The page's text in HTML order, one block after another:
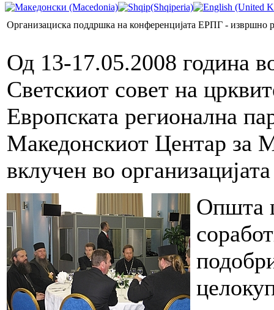
Организациска поддршка на конференцијата ЕРПГ - извршно
Од 13-17.05.2008 година
Светскиот совет на
Европската регионална
Македонскиот Центар за
вклучен во
Општа